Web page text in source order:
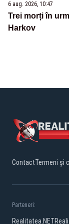
6 aug. 2026, 10:47
Trei morți în
Harkov
ContactTermeni și
Parteneri:
Realitatea.NET